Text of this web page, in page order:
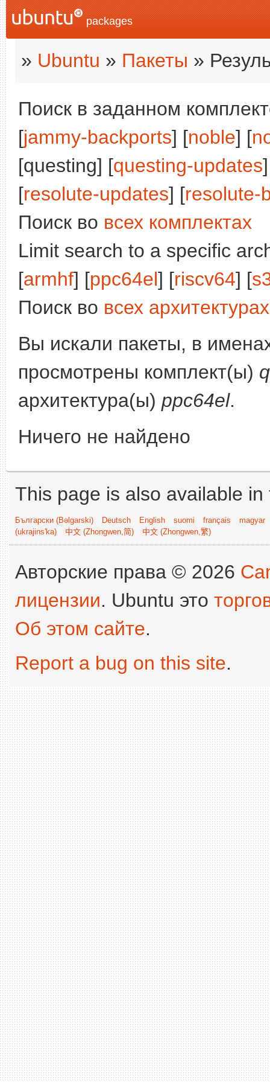
packages
» Ubuntu » Пакеты »
Поиск в заданном
[jammy-backports] [noble] [
[questing] [questing-updates
[resolute-updates] [resolute-
Поиск во всех комплектах
Limit search to a specific
[armhf] [ppc64el] [riscv64] [
Поиск во всех архитектурах
Вы искали пакеты, в
просмотрены комплект(ы)
архитектура(ы) ppc64el.
Ничего не найдено
This page is also available
Български (Bəlgarski) Deutsch English suomi français
magyar
(ukrajins'ka)
中文 (Zhongwen,简) 中文 (Zhongwen,繁)
Авторские права © 2026
лицензии. Ubuntu это
Об этом сайте.
Report a bug on this site.